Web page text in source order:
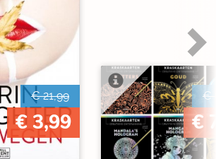
€ 21,99
€ 3,99
€
€